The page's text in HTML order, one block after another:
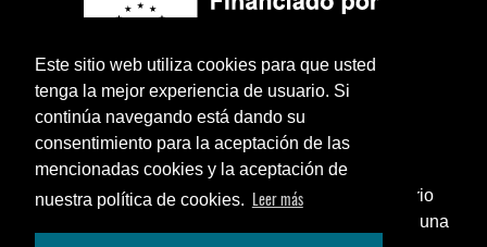
Este sitio web utiliza cookies para que usted
tenga la mejor experiencia de usuario. Si
continúa navegando está dando su
consentimiento para la aceptación de las
mencionadas cookies y la aceptación de
nuestra política de cookies. Leer más
¿Sabías que puedes añadir un icono en el escritorio
de tu teléfono para utilizar esta web como si fuese una
Aviso legal Política de privacidad Términos y condiciones legales